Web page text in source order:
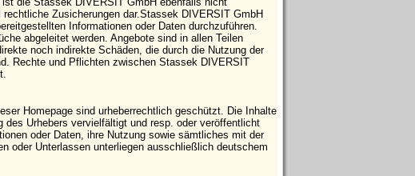
Zusicherungen dar.Stassek DIVERSIT GmbH
Informationen oder Daten durchzuführen.
abgeleitet werden. Angebote sind in allen Teilen
noch indirekte Schäden, die durch die Nutzung der
Rechte und Pflichten zwischen Stassek DIVERSIT
Homepage sind urheberrechtlich geschützt. Die Inhalte
Urhebers vervielfältigt und resp. oder veröffentlicht
oder Daten, ihre Nutzung sowie sämtliches mit der
oder Unterlassen unterliegen ausschließlich deutschem